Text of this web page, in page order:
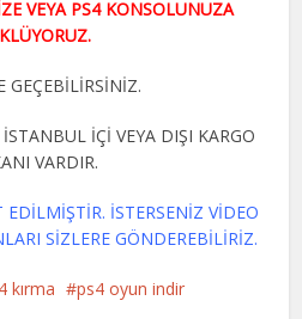
VEYA PS4 KONSOLUNUZA
GEÇEBİLİRSİNİZ.
İÇİ VEYA DIŞI KARGO
VARDIR.
İSTERSENİZ VİDEO
SİZLERE GÖNDEREBİLİRİZ.
kırma ps4 oyun indir